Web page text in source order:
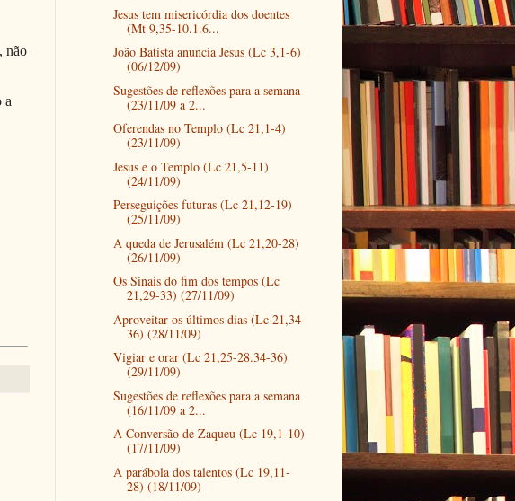
não
a
Jesus tem misericórdia dos doentes
(Mt 9,35-10.1.6...
João Batista anuncia Jesus (Lc 3,1-6)
(06/12/09)
Sugestões de reflexões para a semana
(23/11/09 a 2...
Oferendas no Templo (Lc 21,1-4)
(23/11/09)
Jesus e o Templo (Lc 21,5-11)
(24/11/09)
Perseguições futuras (Lc 21,12-19)
(25/11/09)
A queda de Jerusalém (Lc 21,20-28)
(26/11/09)
Os Sinais do fim dos tempos (Lc
21,29-33) (27/11/09)
Aproveitar os últimos dias (Lc 21,34-
36) (28/11/09)
Vigiar e orar (Lc 21,25-28.34-36)
(29/11/09)
Sugestões de reflexões para a semana
(16/11/09 a 2...
A Conversão de Zaqueu (Lc 19,1-10)
(17/11/09)
A parábola dos talentos (Lc 19,11-
28) (18/11/09)